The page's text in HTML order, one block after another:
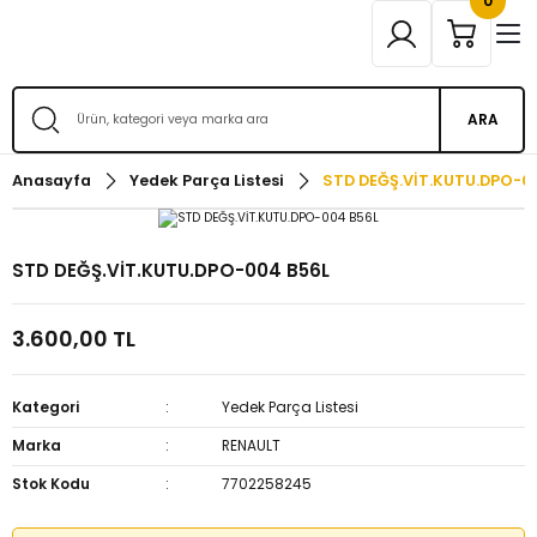
ARA
Anasayfa Yedek Parça Listesi STD DEĞŞ.VİT.KUTU.DPO-
STD DEĞŞ.VİT.KUTU.DPO-004 B56L
3.600,00 TL
Kategori
Yedek Parça Listesi
Marka
RENAULT
Stok Kodu
7702258245